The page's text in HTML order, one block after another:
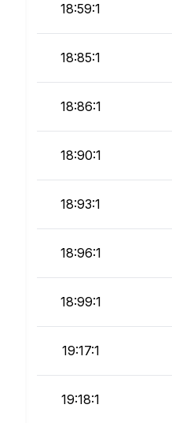
18:59:1
18:85:1
18:86:1
18:90:1
18:93:1
18:96:1
18:99:1
19:17:1
19:18:1